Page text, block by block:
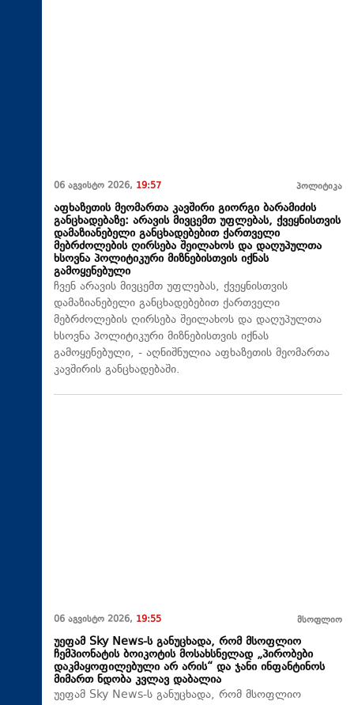
06 აგვისტო 2026, 19:57 პოლიტიკა
აფხაზეთის მეომართა კავშირი გიორგი ბარამიძის
განცხადებაზე: არავის მივცემთ უფლებას, ქვეყნისთვის
დამაზიანებელი განცხადებებით ქართველი
მებრძოლების ღირსება შეილახოს და დაღუპულთა
ხსოვნა პოლიტიკური მიზნებისთვის იქნას
გამოყენებული
ჩვენ არავის მივცემთ უფლებას, ქვეყნისთვის
დამაზიანებელი განცხადებებით ქართველი
მებრძოლების ღირსება შეილახოს და დაღუპულთა
ხსოვნა პოლიტიკური მიზნებისთვის იქნას
გამოყენებული, - აღნიშნულია აფხაზეთის მეომართა
კავშირის განცხადებაში.
06 აგვისტო 2026, 19:55 მსოფლიო
უეფამ Sky News-ს განუცხადა, რომ მსოფლიო
ჩემპიონატის ბოიკოტის მოსახსნელად „პირობები
დაკმაყოფილებული არ არის“ და ჯანი ინფანტინოს
მიმართ ნდობა კვლავ დაბალია
უეფამ Sky News-ს განუცხადა, რომ მსოფლიო